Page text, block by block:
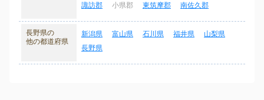
諏訪郡
小県郡 東筑摩郡 南佐久郡
長野県の
他の都道府県
新潟県 富山県 石川県 福井県
山梨県
長野県